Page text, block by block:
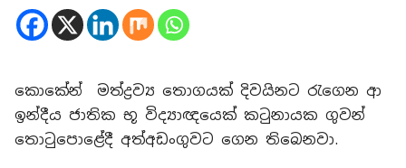
කොකේන් මත්ද්‍රව්‍ය තොගයක් දිවයිනට රැගෙන ආ
ඉන්දීය ජාතික භූ විද්‍යාඥයෙක් කටුනායක ගුවන්
තොටුපොළේදී අත්අඩංගුවට ගෙන තිබෙනවා.